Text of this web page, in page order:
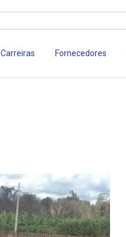
Carreiras Fornecedores